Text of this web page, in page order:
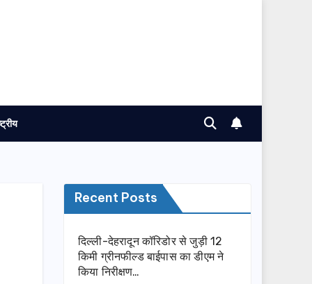
Recent Posts
दिल्ली-देहरादून कॉरिडोर से जुड़ी 12
किमी ग्रीनफील्ड बाईपास का डीएम ने
किया निरीक्षण…